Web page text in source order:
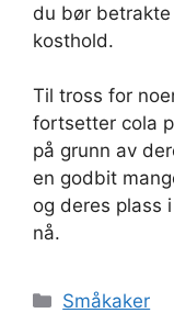
du bør
kosthold.
Til tross for
fortsetter cola
på grunn av
en godbit
og deres plass
nå.
Kategorier
Småkaker